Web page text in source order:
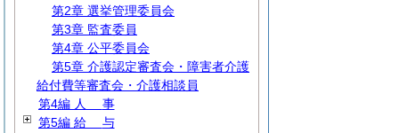
第2章 選挙管理委員会
第3章 監査委員
第4章 公平委員会
第5章 介護認定審査会・障害者介護
給付費等審査会・介護相談員
第4編 人 事
第5編 給 与